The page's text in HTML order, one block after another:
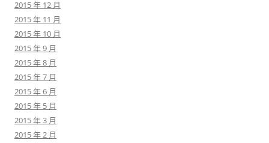
2015 年 12 月
2015 年 11 月
2015 年 10 月
2015 年 9 月
2015 年 8 月
2015 年 7 月
2015 年 6 月
2015 年 5 月
2015 年 3 月
2015 年 2 月